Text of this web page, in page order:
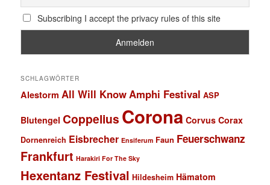
Subscribing I accept the privacy rules of this site
SCHLAGWÖRTER
Alestorm All Will KnowAmphi Festival ASP
Blutengel Coppelius Corona Corvus Corax
Dornenreich Eisbrecher Ensiferum Faun Feuerschwanz
Frankfurt Harakiri For The Sky
Hexentanz Festival Hildesheim Hämatom